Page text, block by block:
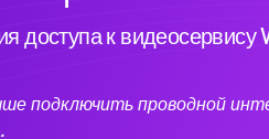
доступа к
подключить проводной